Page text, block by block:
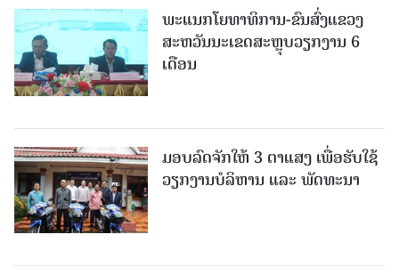
ພະແນກໂຍທາທິການ-ຂົນສົ່ງແຂວງ
ສະຫວັນນະເຂດສະຫຼຸບວຽກງານ 6
ເດືອນ
ມອບລົດຈັກໃຫ້ 3 ຕາແສງ ເພື່ອຮັບໃຊ້
ວຽກງານບໍລິຫານ ແລະ ພັດທະນາ